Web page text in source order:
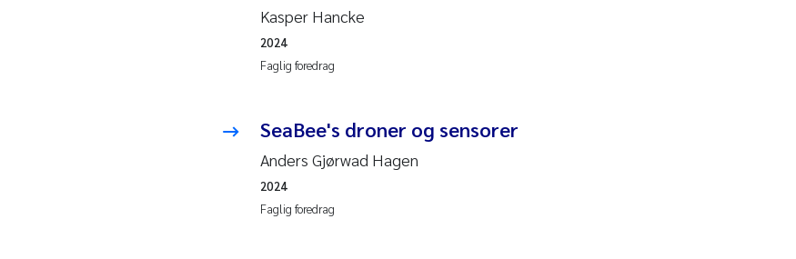
Erling Aarhus Bratsberg
Kasper Hancke
Faglig foredrag
2024
SeaBee's droner og sensorer
Anders Gjørwad Hagen
Faglig foredrag
2024